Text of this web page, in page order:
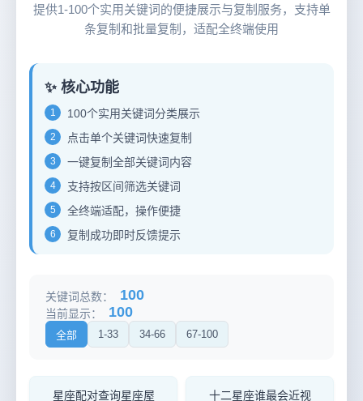
提供1-100个实用关键词的便捷展示与复制服务，支持单
条复制和批量复制，适配全终端使用
✨ 核心功能
1 100个实用关键词分类展示
2 点击单个关键词快速复制
3 一键复制全部关键词内容
4 支持按区间筛选关键词
5 全终端适配，操作便捷
6 复制成功即时反馈提示
关键词总数： 100
当前显示： 100
全部 1-33 34-66 67-100
星座配对查询星座屋 十二星座谁最会近视